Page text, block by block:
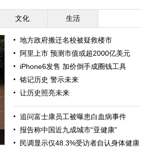
文化 生活
地方政府搬迁名校被疑救楼市
阿里上市 预测市值或超2000亿美元
iPhone6发售 加价倒手成圈钱工具
铭记历史 警示未来
让历史照亮未来
追问富士康员工被曝患白血病事件
报告称中国近九成城市“亚健康”
民调显示仅48.3%受访者自认身体健康